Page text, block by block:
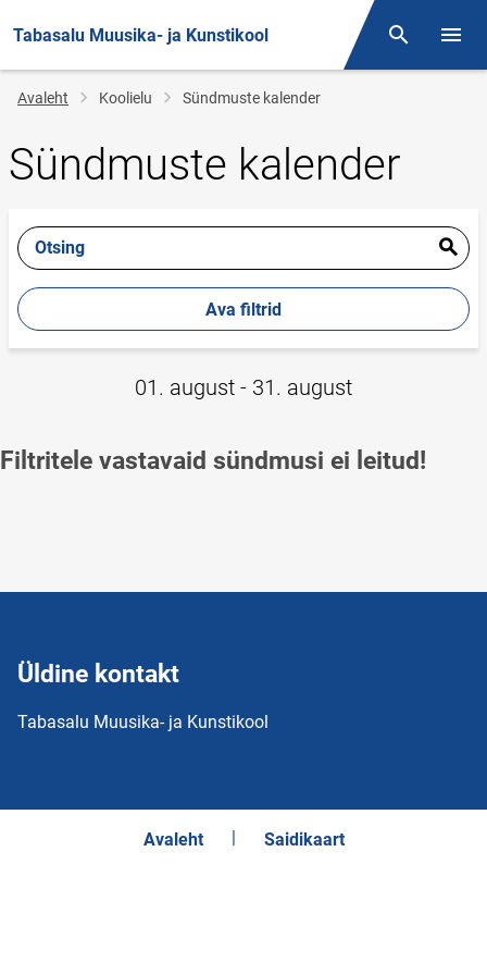
Tabasalu Muusika- ja Kunstikool Otsing
Jälglink
Avaleht Koolielu Sündmuste kalender
Sündmuste kalender
Otsing
Ava filtrid
01. august - 31. august
Filtritele vastavaid sündmusi ei leitud!
Üldine kontakt
Tabasalu Muusika- ja Kunstikool
Avaleht Saidikaart